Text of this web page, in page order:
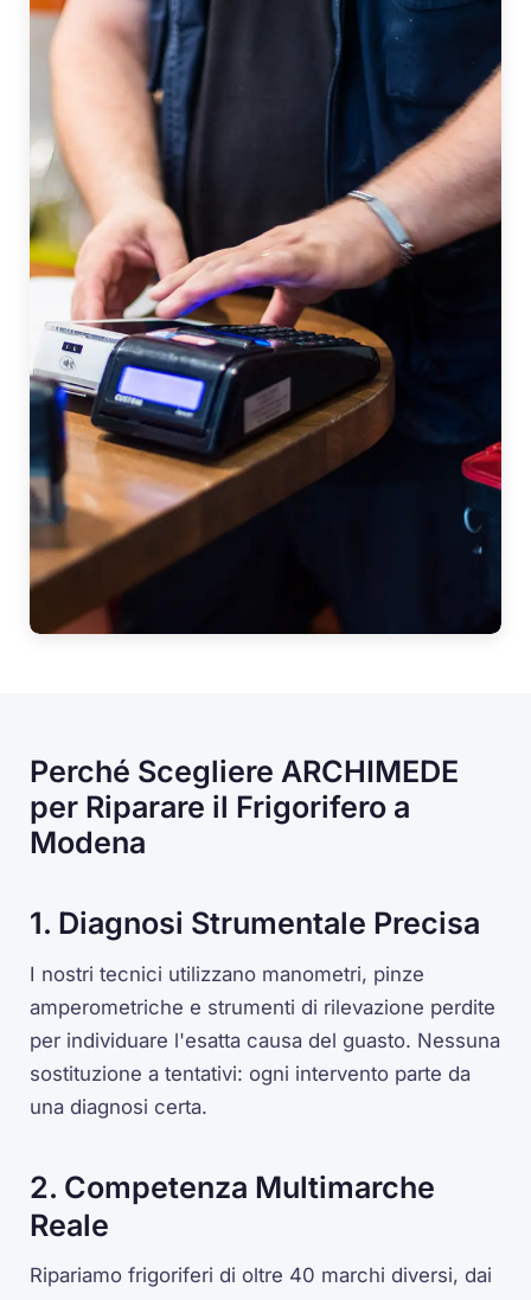
Perché Scegliere ARCHIMEDE
per Riparare il Frigorifero a
Modena
1. Diagnosi Strumentale Precisa
I nostri tecnici utilizzano manometri, pinze
amperometriche e strumenti di rilevazione perdite
per individuare l'esatta causa del guasto. Nessuna
sostituzione a tentativi: ogni intervento parte da
una diagnosi certa.
2. Competenza Multimarche
Reale
Ripariamo frigoriferi di oltre 40 marchi diversi, dai